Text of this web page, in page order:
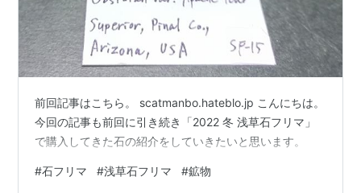
前回記事はこちら。 scatmanbo.hateblo.jp こんにちは。
今回の記事も前回に引き続き「2022 冬 浅草石フリマ」
で購入してきた石の紹介をしていきたいと思います。
#石フリマ #浅草石フリマ #鉱物